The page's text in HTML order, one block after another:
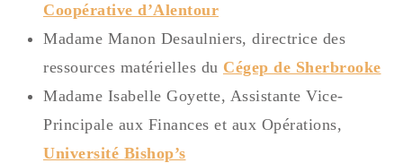
Coopérative d’Alentour
Madame Manon Desaulniers, directrice des
ressources matérielles du Cégep de Sherbrooke
Madame Isabelle Goyette, Assistante Vice-
Principale aux Finances et aux Opérations,
Université Bishop’s